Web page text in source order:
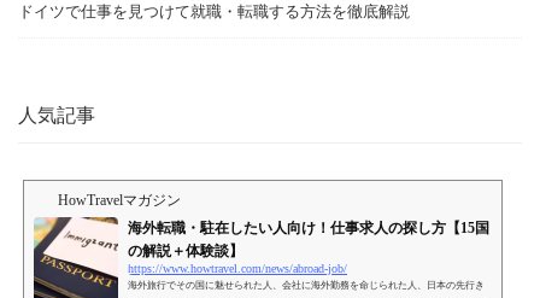
ドイツで仕事を見つけて就職・転職する方法を徹底解説
人気記事
HowTravelマガジン
海外転職・駐在したい人向け！仕事求人の探し方【15国
の解説＋体験談】
https://www.howtravel.com/news/abroad-job/
海外旅行でその国に魅せられた人、会社に海外勤務を命じられた人、日本の先行き